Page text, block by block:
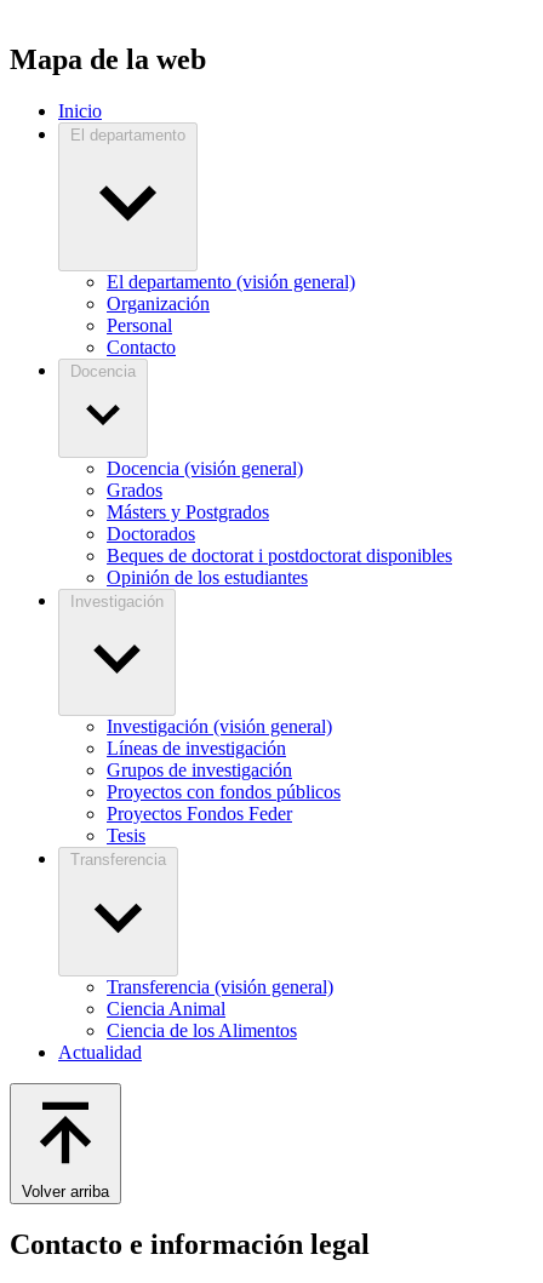
Mapa de la web
Inicio
El departamento
El departamento (visión general)
Organización
Personal
Contacto
Docencia
Docencia (visión general)
Grados
Másters y Postgrados
Doctorados
Beques de doctorat i postdoctorat disponibles
Opinión de los estudiantes
Investigación
Investigación (visión general)
Líneas de investigación
Grupos de investigación
Proyectos con fondos públicos
Proyectos Fondos Feder
Tesis
Transferencia
Transferencia (visión general)
Ciencia Animal
Ciencia de los Alimentos
Actualidad
Volver arriba
Contacto e información legal